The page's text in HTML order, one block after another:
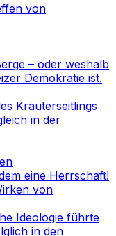
von
– oder weshalb
Demokratie ist.
Kräuterseitlings
in der
eine Herrschaft!
von
Ideologie führte
in den